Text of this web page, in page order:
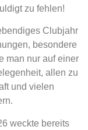
zu fehlen!
Clubjahr
besondere
man nur auf einer
allen zu
und vielen
weckte bereits